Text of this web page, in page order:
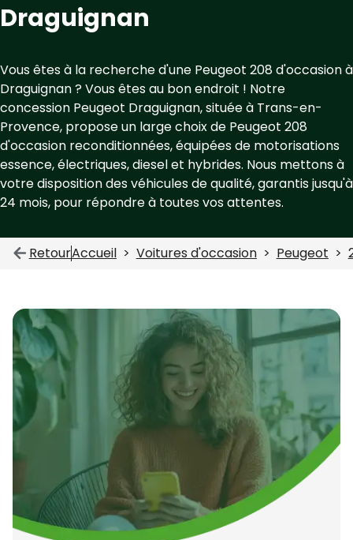
Draguignan
Vous êtes à la recherche d'une Peugeot 208 d'occasion à
Draguignan ? Vous êtes au bon endroit ! Notre
concession Peugeot Draguignan, située à Trans-en-
Provence, propose un large choix de Peugeot 208
d'occasion reconditionnées, équipées de motorisations
essence, électriques, diesel et hybrides. Nous mettons à
votre disposition des véhicules de qualité, garantis jusqu'à
24 mois, pour répondre à toutes vos attentes.
RetourAccueil Voitures d'occasion Peugeot